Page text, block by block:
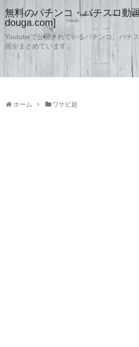
無料のパチンコ・パチスロ動
douga.com]
Youtubeで公開されているパチンコ、パチ
画をまとめています。
ホーム ワサビ超